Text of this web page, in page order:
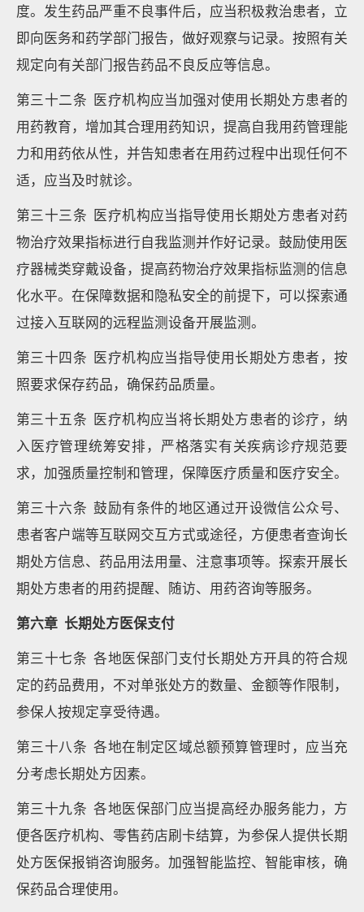
度。发生药品严重不良事件后，应当积极救治患者，立
即向医务和药学部门报告，做好观察与记录。按照有关
规定向有关部门报告药品不良反应等信息。
第三十二条 医疗机构应当加强对使用长期处方患者的
用药教育，增加其合理用药知识，提高自我用药管理能
力和用药依从性，并告知患者在用药过程中出现任何不
适，应当及时就诊。
第三十三条 医疗机构应当指导使用长期处方患者对药
物治疗效果指标进行自我监测并作好记录。鼓励使用医
疗器械类穿戴设备，提高药物治疗效果指标监测的信息
化水平。在保障数据和隐私安全的前提下，可以探索通
过接入互联网的远程监测设备开展监测。
第三十四条 医疗机构应当指导使用长期处方患者，按
照要求保存药品，确保药品质量。
第三十五条 医疗机构应当将长期处方患者的诊疗，纳
入医疗管理统筹安排，严格落实有关疾病诊疗规范要
求，加强质量控制和管理，保障医疗质量和医疗安全。
第三十六条 鼓励有条件的地区通过开设微信公众号、
患者客户端等互联网交互方式或途径，方便患者查询长
期处方信息、药品用法用量、注意事项等。探索开展长
期处方患者的用药提醒、随访、用药咨询等服务。
第六章 长期处方医保支付
第三十七条 各地医保部门支付长期处方开具的符合规
定的药品费用，不对单张处方的数量、金额等作限制，
参保人按规定享受待遇。
第三十八条 各地在制定区域总额预算管理时，应当充
分考虑长期处方因素。
第三十九条 各地医保部门应当提高经办服务能力，方
便各医疗机构、零售药店刷卡结算，为参保人提供长期
处方医保报销咨询服务。加强智能监控、智能审核，确
保药品合理使用。